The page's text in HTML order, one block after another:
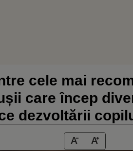
cele mai
care încep
dezvoltării